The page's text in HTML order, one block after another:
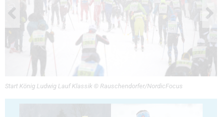
Start König Ludwig Lauf Klassik © Rauschendorfer/NordicFocus